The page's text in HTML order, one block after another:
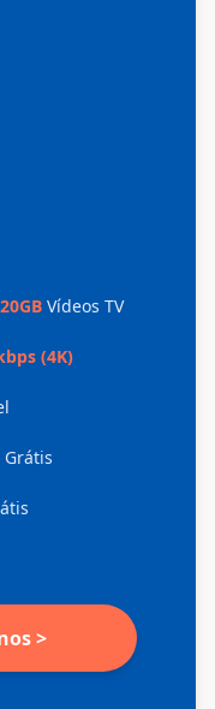
Vídeos TV
(4K)
Grátis
>